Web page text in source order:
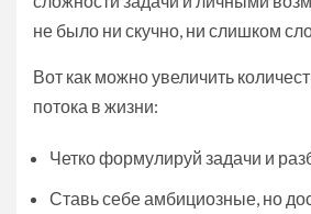
не было ни скучно, ни слишком
Вот как можно увеличить
потока в жизни:
Четко формулируй задачи и
Ставь себе амбициозные, но